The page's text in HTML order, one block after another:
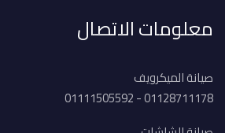
معلومات الاتصال
صيانة الميكرويف
01128711178 - 01111505592